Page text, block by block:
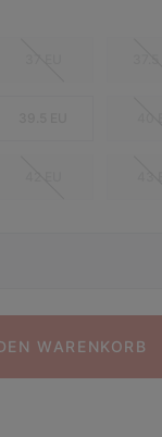
WARENKORB